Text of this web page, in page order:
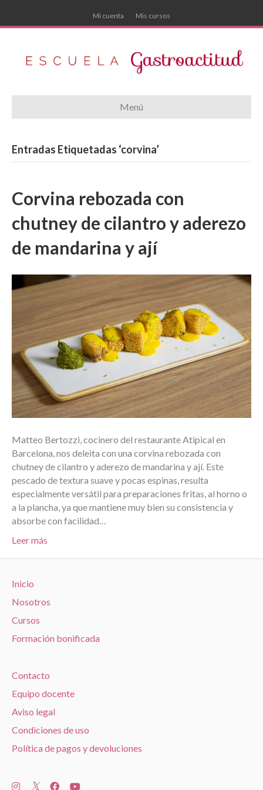
Mi cuenta Mis cursos
Menú
Entradas Etiquetadas ‘corvina’
Corvina rebozada con
chutney de cilantro y aderezo
de mandarina y ají
Matteo Bertozzi, cocinero del restaurante Atipical en
Barcelona, nos deleita con una corvina rebozada con
chutney de cilantro y aderezo de mandarina y ají. Este
pescado de textura suave y pocas espinas, resulta
especialmente versátil para preparaciones fritas, al horno o
a la plancha, ya que mantiene muy bien su consistencia y
absorbe con facilidad…
Leer más
Inicio
Nosotros
Cursos
Formación bonificada
Contacto
Equipo docente
Aviso legal
Condiciones de uso
Política de pagos y devoluciones